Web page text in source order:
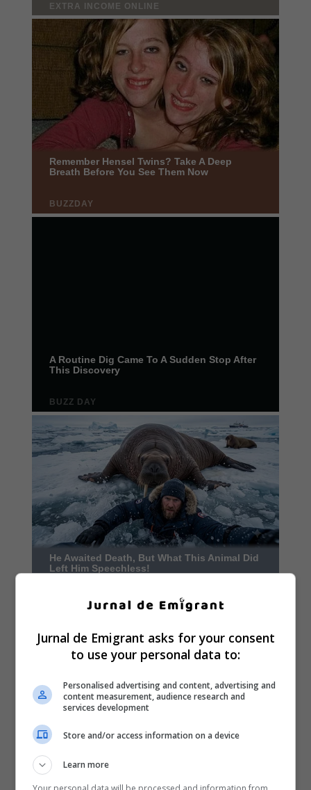
Jurnal de Emigrant asks for your consent
to use your personal data to:
Personalised advertising and content, advertising and
content measurement, audience research and
services development
Store and/or access information on a device
Learn more